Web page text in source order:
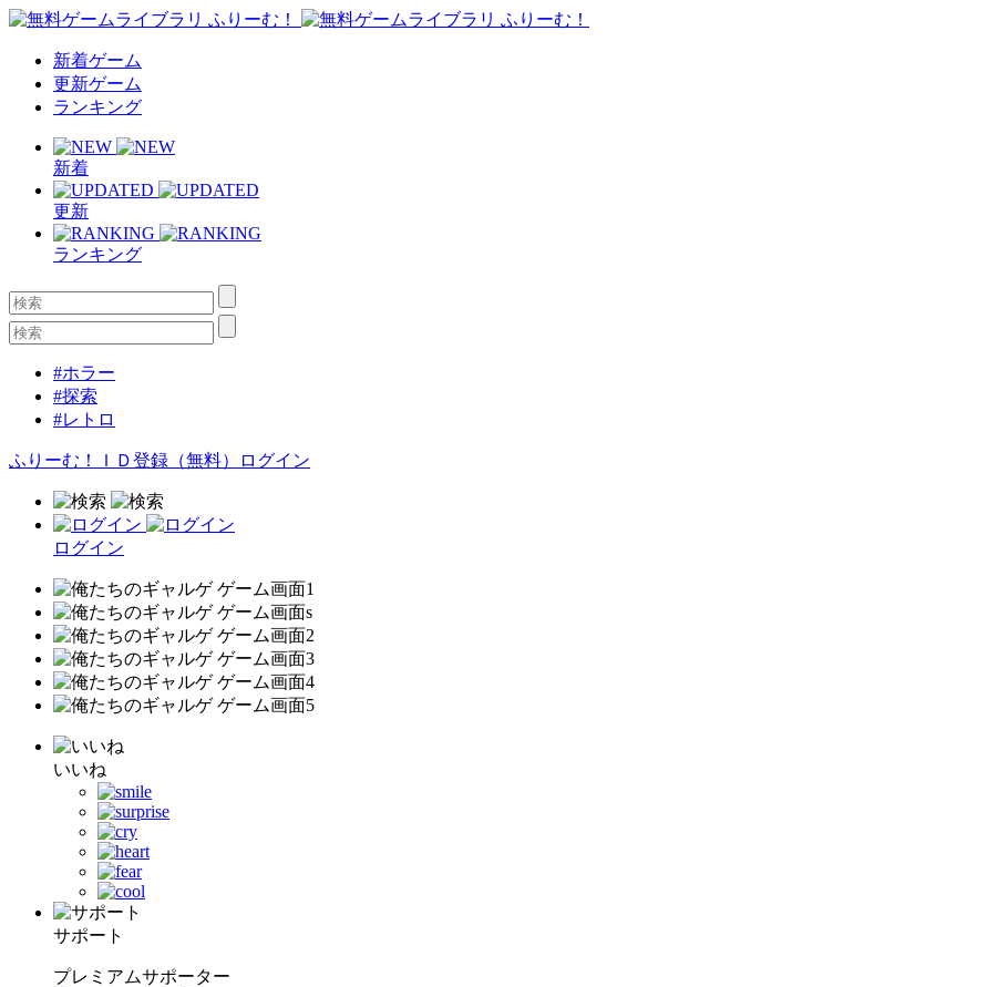
新着ゲーム
更新ゲーム
ランキング
新着
更新
ランキング
#ホラー
#探索
#レトロ
ふりーむ！ＩＤ登録（無料） ログイン
ログイン
いいね
サポート
プレミアムサポーター